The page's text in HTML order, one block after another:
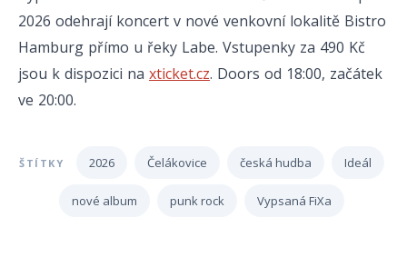
2026 odehrají koncert v nové venkovní lokalitě Bistro
Hamburg přímo u řeky Labe. Vstupenky za 490 Kč
jsou k dispozici na xticket.cz. Doors od 18:00, začátek
ve 20:00.
ŠTÍTKY 2026 Čelákovice česká hudba Ideál
nové album punk rock Vypsaná FiXa